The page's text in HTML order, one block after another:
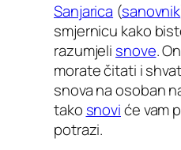
Sanjarica (sanovnik
smjernicu kako
razumjeli snove.
morate čitati i
snova na osoban
tako snoviće vam
potrazi.